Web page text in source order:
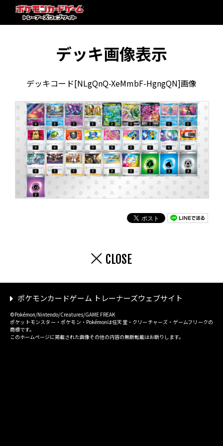
デッキ画像表示
デッキコード[NLgQnQ-XeMmbF-HgngQN]画像
CLOSE
ポケモンカードゲーム トレーナーズウェブサイト
©Pokémon/Nintendo/Creatures/GAME FREAK
ポケットモンスター・ポケモン・Pokémonは任天堂・クリーチャーズ・ゲームフリークの
商標です。
このホームページに掲載された画像その他の内容の無断転載はお断りします。